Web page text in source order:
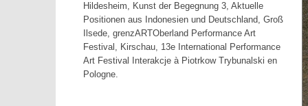
Hildesheim, Kunst der Begegnung 3, Aktuelle
Positionen aus Indonesien und Deutschland, Groß
Ilsede, grenzARTOberland Performance Art
Festival, Kirschau, 13e International Performance
Art Festival Interakcje à Piotrkow Trybunalski en
Pologne.